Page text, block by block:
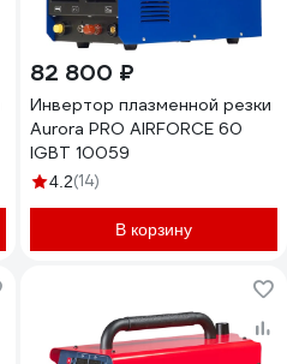
82 800 ₽
Инвертор плазменной резки
Aurora PRO AIRFORCE 60
IGBT 10059
4.2(14)
В корзину